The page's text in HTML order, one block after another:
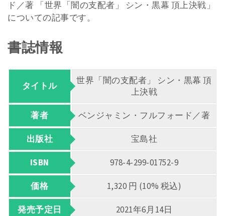
ド／著 「世界「闇の支配者」 シン・黒幕 頂上決戦」
についての記事です。
書誌情報
タイトル
世界「闇の支配者」 シン・黒幕 頂
上決戦
著者 ベンジャミン・フルフォード／著
出版社 宝島社
ISBN 978-4-299-01752-9
価格 1,320 円 (10% 税込)
発売予定日 2021年6月14日